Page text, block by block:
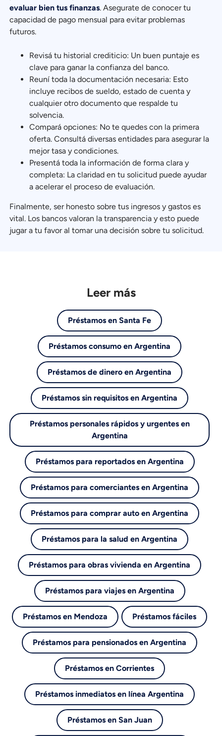
evaluar bien tus finanzas. Asegurate de conocer tu
capacidad de pago mensual para evitar problemas
futuros.
Revisá tu historial crediticio: Un buen puntaje es
clave para ganar la confianza del banco.
Reuní toda la documentación necesaria: Esto
incluye recibos de sueldo, estado de cuenta y
cualquier otro documento que respalde tu
solvencia.
Compará opciones: No te quedes con la primera
oferta. Consultá diversas entidades para asegurar la
mejor tasa y condiciones.
Presentá toda la información de forma clara y
completa: La claridad en tu solicitud puede ayudar
a acelerar el proceso de evaluación.
Finalmente, ser honesto sobre tus ingresos y gastos es
vital. Los bancos valoran la transparencia y esto puede
jugar a tu favor al tomar una decisión sobre tu solicitud.
Leer más
Préstamos en Santa Fe
Préstamos consumo en Argentina
Préstamos de dinero en Argentina
Préstamos sin requisitos en Argentina
Préstamos personales rápidos y urgentes en
Argentina
Préstamos para reportados en Argentina
Préstamos para comerciantes en Argentina
Préstamos para comprar auto en Argentina
Préstamos para la salud en Argentina
Préstamos para obras vivienda en Argentina
Préstamos para viajes en Argentina
Préstamos en Mendoza Préstamos fáciles
Préstamos para pensionados en Argentina
Préstamos en Corrientes
Préstamos inmediatos en línea Argentina
Préstamos en San Juan